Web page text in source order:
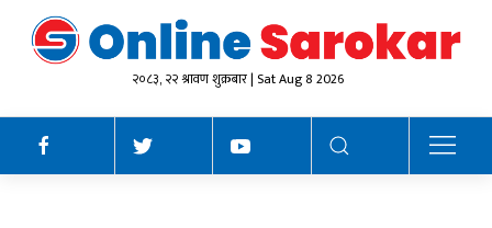
२०८३, २२ श्रावण शुक्रबार | Sat Aug 8 2026